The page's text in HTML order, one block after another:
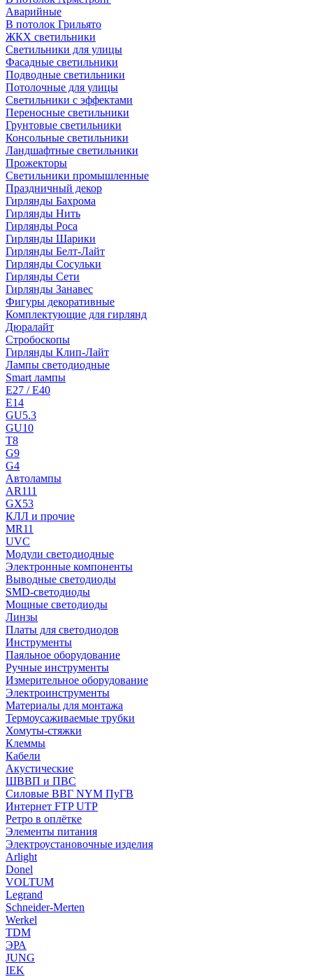
Аварийные
В потолок Грильято
ЖКХ светильники
Светильники для улицы
Фасадные светильники
Подводные светильники
Потолочные для улицы
Светильники с эффектами
Переносные светильники
Грунтовые светильники
Консольные светильники
Ландшафтные светильники
Прожекторы
Светильники промышленные
Праздничный декор
Гирлянды Бахрома
Гирлянды Нить
Гирлянды Роса
Гирлянды Шарики
Гирлянды Белт-Лайт
Гирлянды Сосульки
Гирлянды Сети
Гирлянды Занавес
Фигуры декоративные
Комплектующие для гирлянд
Дюралайт
Стробоскопы
Гирлянды Клип-Лайт
Лампы светодиодные
Smart лампы
E27 / E40
E14
GU5.3
GU10
T8
G9
G4
Автолампы
AR111
GX53
КЛЛ и прочие
MR11
UVC
Модули светодиодные
Электронные компоненты
Выводные светодиоды
SMD-светодиоды
Мощные светодиоды
Линзы
Платы для светодиодов
Инструменты
Паяльное оборудование
Ручные инструменты
Измерительное оборудование
Электроинструменты
Материалы для монтажа
Термоусаживаемые трубки
Хомуты-стяжки
Клеммы
Кабели
Акустические
ШВВП и ПВС
Силовые ВВГ NYM ПуГВ
Интернет FTP UTP
Ретро в оплётке
Элементы питания
Электроустановочные изделия
Arlight
Donel
VOLTUM
Legrand
Schneider-Merten
Werkel
TDM
ЭРА
JUNG
IEK